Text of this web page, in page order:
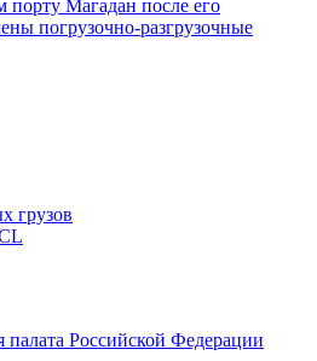
Магадан после его
погрузочно-разгрузочные
грузов